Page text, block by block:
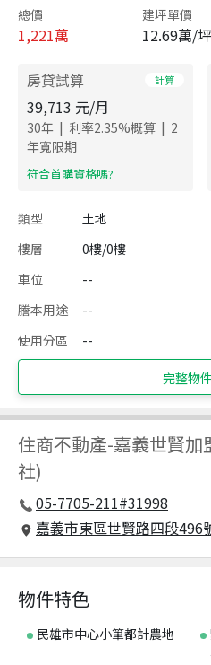
總價
1,221萬
建坪單價
12.69萬/坪
房貸試算 計算
39,713 元/月
30年 | 利率2.35%概算 | 2
年寬限期
​符合首購資格嗎?
類型 土地
樓層
0樓/0樓
車位
--
謄本用途
--
使用分區
--
完整物
住商不動產-嘉義世賢加
社)
05-7705-211#31998
嘉義市東區世賢路四段496
物件特色
民雄市中心小筆都計農地